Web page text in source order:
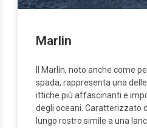
Marlin
Il Marlin, noto anche come
spada, rappresenta una
ittiche più affascinanti e
degli oceani. Caratterizzato
lungo rostro simile a una